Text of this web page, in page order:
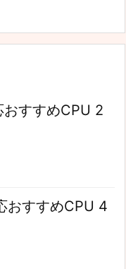
すすめCPU 2
おすすめCPU 4